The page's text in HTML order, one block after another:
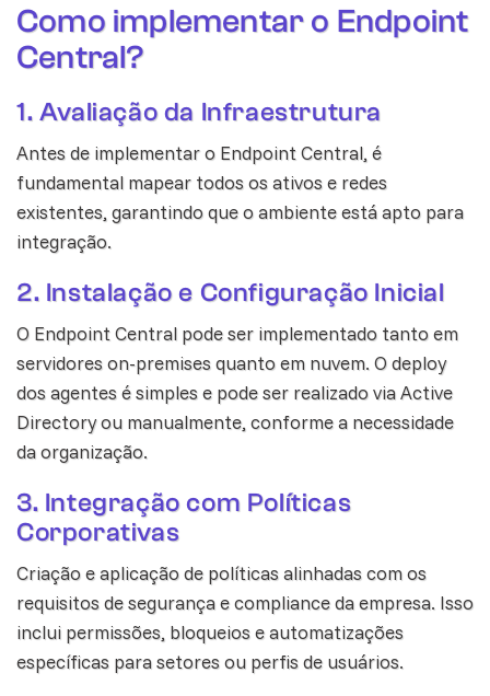
Como implementar o Endpoint
Central?
1. Avaliação da Infraestrutura
Antes de implementar o Endpoint Central, é
fundamental mapear todos os ativos e redes
existentes, garantindo que o ambiente está apto para
integração.
2. Instalação e Configuração Inicial
O Endpoint Central pode ser implementado tanto em
servidores on-premises quanto em nuvem. O deploy
dos agentes é simples e pode ser realizado via Active
Directory ou manualmente, conforme a necessidade
da organização.
3. Integração com Políticas
Corporativas
Criação e aplicação de políticas alinhadas com os
requisitos de segurança e compliance da empresa. Isso
inclui permissões, bloqueios e automatizações
específicas para setores ou perfis de usuários.